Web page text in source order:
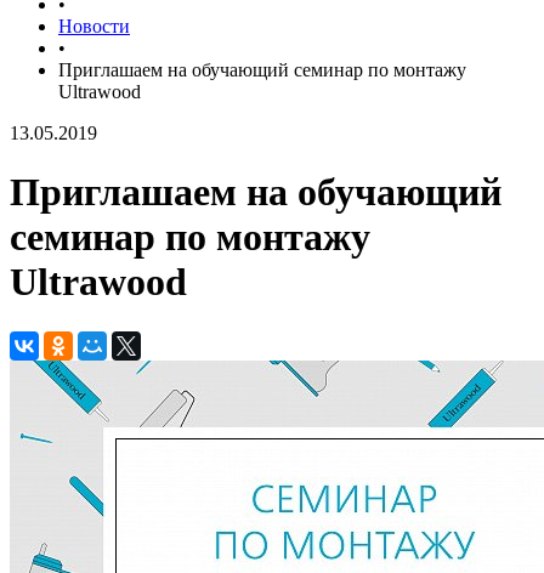
•
Новости
•
Приглашаем на обучающий семинар по монтажу
Ultrawood
13.05.2019
Приглашаем на обучающий
семинар по монтажу
Ultrawood